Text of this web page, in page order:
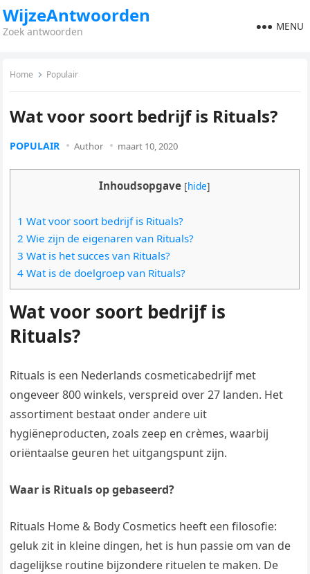
WijzeAntwoorden
Zoek antwoorden MENU
Home Populair
Wat voor soort bedrijf is Rituals?
POPULAIR Author maart 10, 2020
Inhoudsopgave [hide]
1 Wat voor soort bedrijf is Rituals?
2 Wie zijn de eigenaren van Rituals?
3 Wat is het succes van Rituals?
4 Wat is de doelgroep van Rituals?
Wat voor soort bedrijf is
Rituals?
Rituals is een Nederlands cosmeticabedrijf met
ongeveer 800 winkels, verspreid over 27 landen. Het
assortiment bestaat onder andere uit
hygiëneproducten, zoals zeep en crèmes, waarbij
oriëntaalse geuren het uitgangspunt zijn.
Waar is Rituals op gebaseerd?
Rituals Home & Body Cosmetics heeft een filosofie:
geluk zit in kleine dingen, het is hun passie om van de
dagelijkse routine bijzondere rituelen te maken. De